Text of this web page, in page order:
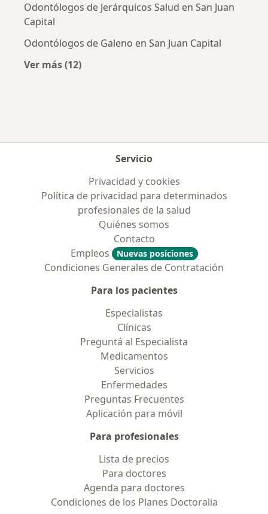
Odontólogos de Jerárquicos Salud en San Juan
Capital
Odontólogos de Galeno en San Juan Capital
Ver más (12)
Servicio
Privacidad y cookies
Política de privacidad para determinados
profesionales de la salud
Quiénes somos
Contacto
Empleos
Nuevas posiciones
Condiciones Generales de Contratación
Para los pacientes
Especialistas
Clínicas
Preguntá al Especialista
Medicamentos
Servicios
Enfermedades
Preguntas Frecuentes
Aplicación para móvil
Para profesionales
Lista de precios
Para doctores
Agenda para doctores
Condiciones de los Planes Doctoralia